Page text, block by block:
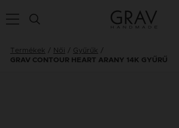
Termékek Női Gyűrűk
GRAV CONTOUR HEART ARANY 14K GYŰRŰ